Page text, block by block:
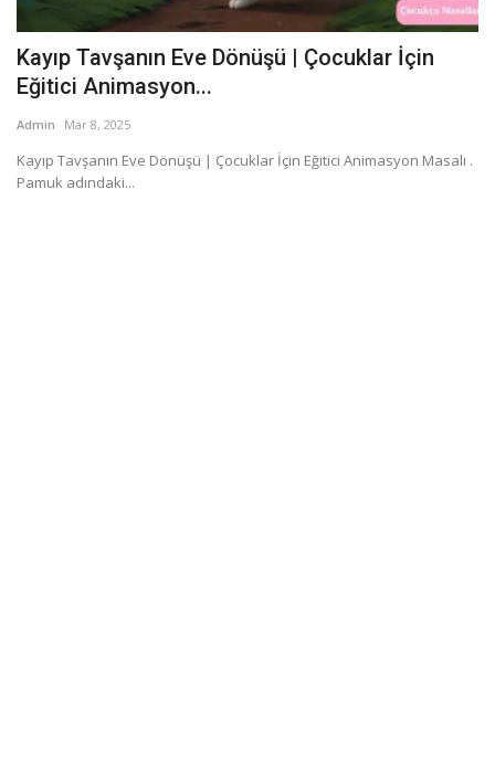
Kayıp Tavşanın Eve Dönüşü | Çocuklar İçin
Eğitici Animasyon...
Admin Mar 8, 2025
Kayıp Tavşanın Eve Dönüşü | Çocuklar İçin Eğitici Animasyon Masalı .
Pamuk adındaki...